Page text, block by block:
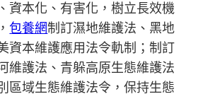
資本化、有害化，樹立長效機
包養網制訂濕地維護法、黑地
資本維護應用法令軌制；制訂
維護法、青躲高原生態維護法
區域生態維護法令，保持生態